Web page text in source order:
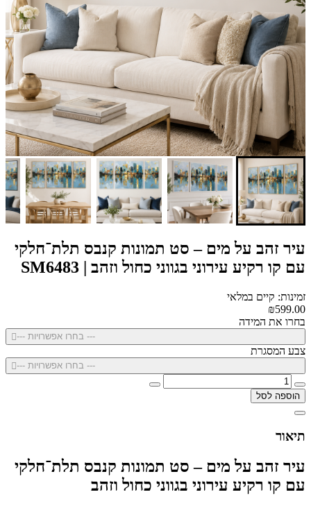
עיר זהב על מים – סט תמונות קנבס תלת־חלקי
עם קו רקיע עירוני בגווני כחול וזהב | SM6483
זמינות: קיים במלאי
₪599.00
בחרו את המידה
--- בחרו אפשרויות ---
צבע המסגרת
--- בחרו אפשרויות ---
הוספה לסל
תיאור
עיר זהב על מים – סט תמונות קנבס תלת־חלקי
עם קו רקיע עירוני בגווני כחול וזהב